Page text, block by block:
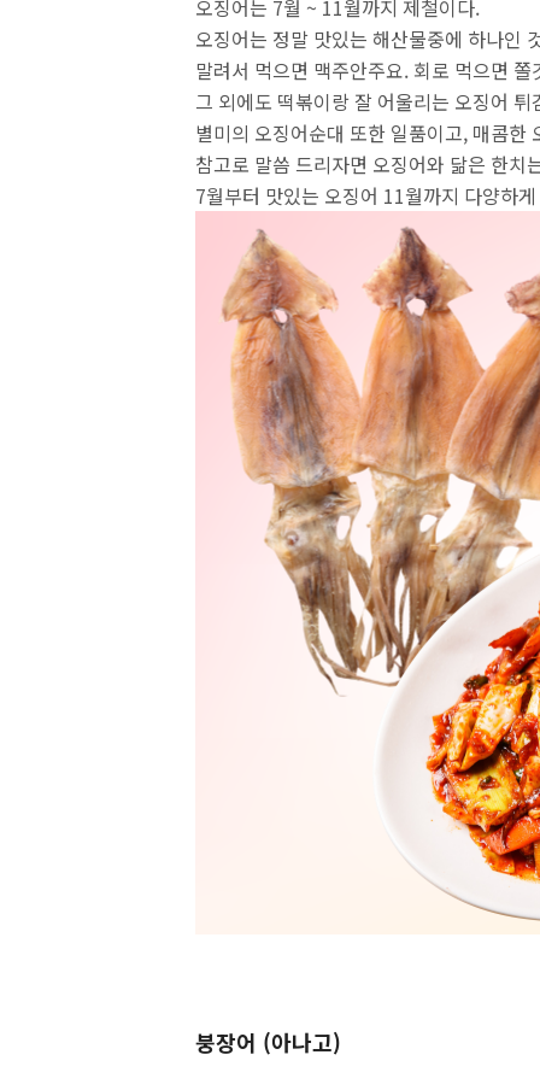
오징어는 7월 ~ 11월까지 제철이다.
오징어는 정말 맛있는 해산물중에 하나인
말려서 먹으면 맥주안주요. 회로 먹으면
그 외에도 떡볶이랑 잘 어울리는 오징어
별미의 오징어순대 또한 일품이고, 매콤
참고로 말씀 드리자면 오징어와 닮은 한치
7월부터 맛있는 오징어 11월까지 다양하
붕장어 (아나고)